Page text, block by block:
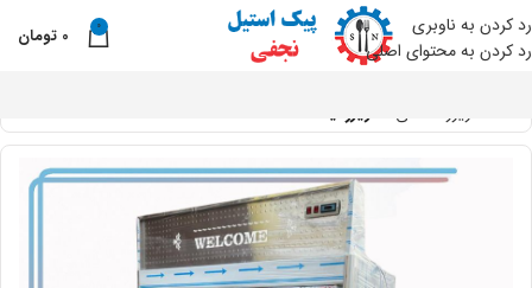
رد کردن به ناوبری
رد کردن به محتوای اصلی
0
0 تومان
فریزر صنعتی فریزر ایستاده